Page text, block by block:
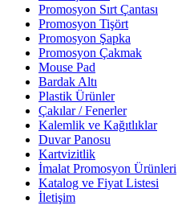
Promosyon Sırt Çantası
Promosyon Tişört
Promosyon Şapka
Promosyon Çakmak
Mouse Pad
Bardak Altı
Plastik Ürünler
Çakılar / Fenerler
Kalemlik ve Kağıtlıklar
Duvar Panosu
Kartvizitlik
İmalat Promosyon Ürünleri
Katalog ve Fiyat Listesi
İletişim